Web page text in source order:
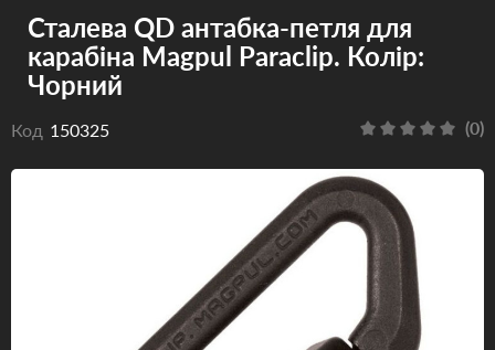
Пістолети та револьвери
Оптика
Подарункові Сертифікати
Сталева QD антабка-петля для
карабіна Magpul Paraclip. Колір:
Чорний
Код 150325 (0)